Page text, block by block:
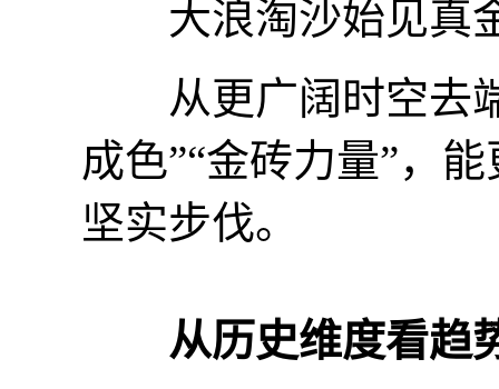
大浪淘沙始见真
从更广阔时空去端
成色”“金砖力量”，
坚实步伐。
从历史维度看趋